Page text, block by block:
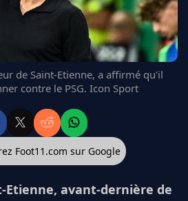
de Saint-Etienne, a affirmé qu'il
contre le PSG. Icon Sport
Foot11.com sur Google
Etienne, avant-dernière de